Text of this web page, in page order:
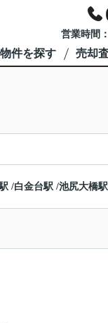
営業時間
件を探す 売却
/白金台駅 /池尻大橋駅